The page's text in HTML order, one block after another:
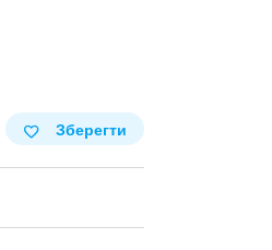
Зберегти